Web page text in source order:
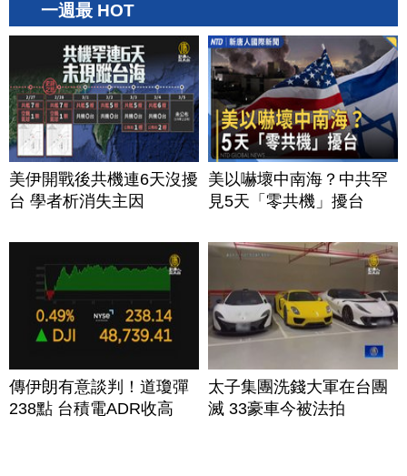
一週最 HOT
美伊開戰後共機連6天沒擾
台 學者析消失主因
美以嚇壞中南海？中共罕
見5天「零共機」擾台
傳伊朗有意談判！道瓊彈
238點 台積電ADR收高
太子集團洗錢大軍在台團
滅 33豪車今被法拍